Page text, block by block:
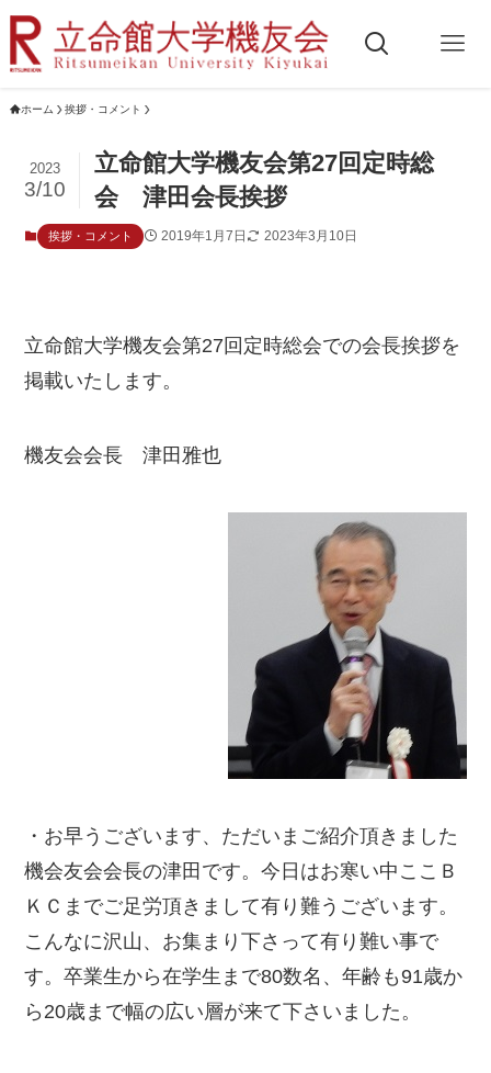
ホーム 挨拶・コメント
立命館大学機友会第27回定時総
会 津田会長挨拶
2023
3/10
挨拶・コメント 2019年1月7日 2023年3月10日
立命館大学機友会第27回定時総会での会長挨拶を
掲載いたします。
機友会会長 津田雅也
・お早うございます、ただいまご紹介頂きました
機会友会会長の津田です。今日はお寒い中ここＢ
ＫＣまでご足労頂きまして有り難うございます。
こんなに沢山、お集まり下さって有り難い事で
す。卒業生から在学生まで80数名、年齢も91歳か
ら20歳まで幅の広い層が来て下さいました。